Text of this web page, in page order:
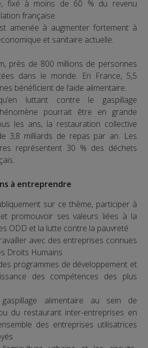
fixé à moins de 60 % du revenu
française.
amenée à augmenter fortement à
et sanitaire actuelle.
près de 800 millions de personnes
dans le monde. En France, 5,5
bénéficient de l’aide alimentaire.
luttant contre le gaspillage
pourrait être en grande
les ans, la restauration collective
3,8 milliards de repas par an. Les
représentent 30 % des déchets
à entreprendre
sur ce thème, participer à
promouvoir ses valeurs liées à la
ODD et la lutte contre la pauvreté
avec des entreprises connues
Droits Humains
programmes de développement et
des compétences des plus
alimentaire au sein de
du restaurant inter-entreprises en
des entreprises utilisatrices